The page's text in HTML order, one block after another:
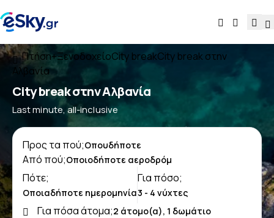
Πτήση+ΞενοδοχείοCity breakCity break στην
Αλβανία
City break στην Αλβανία
Last minute, all-inclusive
Προς τα πού;
Από πού;
Πότε;
Για πόσο;
Για πόσα άτομα;